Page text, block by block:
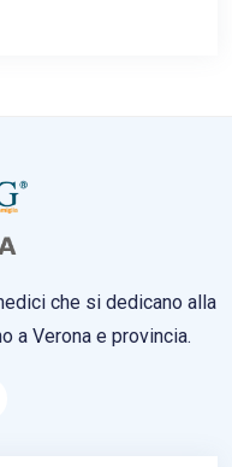
che si dedicano alla
a Verona e provincia.